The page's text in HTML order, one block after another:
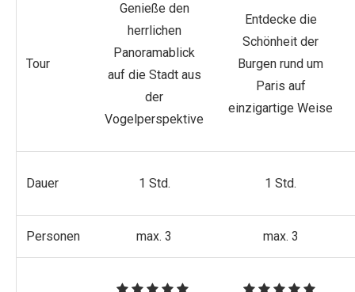
Tour
Genieße den
herrlichen
Panoramablick
auf die Stadt aus
der
Vogelperspektive
Entdecke die
Schönheit der
Burgen rund um
Paris auf
einzigartige Weise
Dauer 1 Std. 1 Std.
Personen max. 3 max. 3